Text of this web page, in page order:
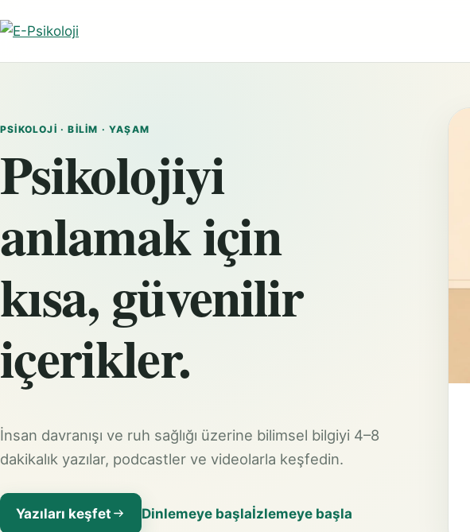
PSIKOLOJI · BILIM · YAŞAM
Psikolojiyi
anlamak için
kısa, güvenilir
içerikler.
İnsan davranışı ve ruh sağlığı üzerine bilimsel bilgiyi 4–8
dakikalık yazılar, podcastler ve videolarla keşfedin.
Yazıları keşfet Dinlemeye başlaİzlemeye başla